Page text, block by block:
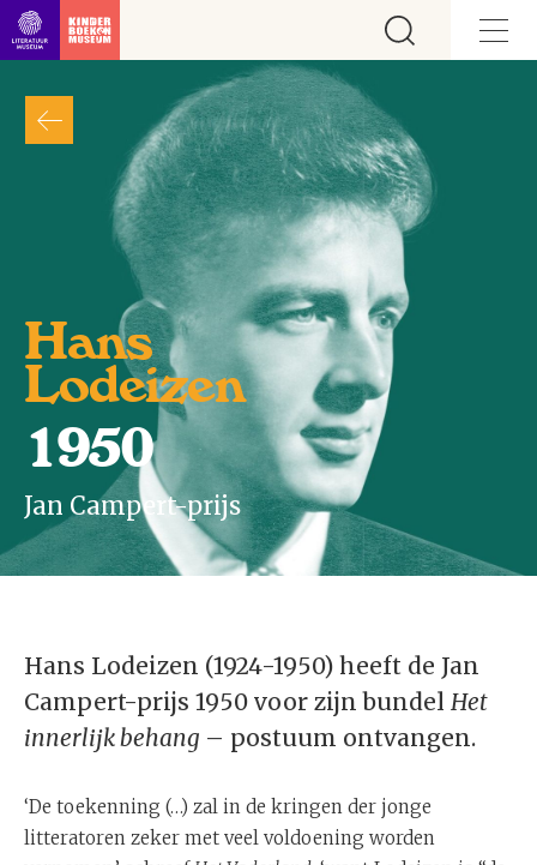
Ga direct naar inhoud
Hans
Lodeizen
1950
Jan Campert-prijs
Hans Lodeizen (1924-1950) heeft de Jan
Campert-prijs 1950 voor zijn bundel Het
innerlijk behang – postuum ontvangen.
‘De toekenning (…) zal in de kringen der jonge
litteratoren zeker met veel voldoening worden